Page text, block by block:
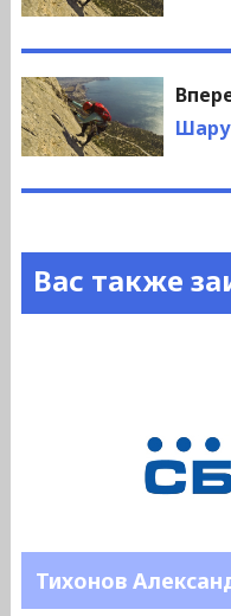
записям
Вас также
Тихонов